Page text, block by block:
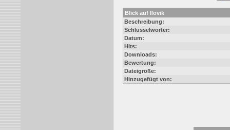
Blick auf Ilovik
Beschreibung:
Schlüsselwörter:
Datum:
Hits:
Downloads:
Bewertung:
Dateigröße:
Hinzugefügt von: